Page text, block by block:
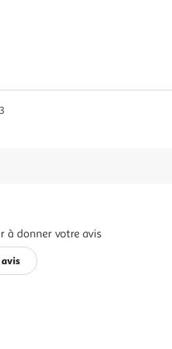
à donner votre avis